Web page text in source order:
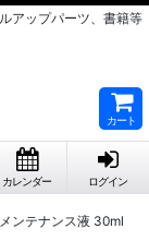
アップパーツ、書籍等
カート
カレンダー ログイン
ンテナンス液 30ml